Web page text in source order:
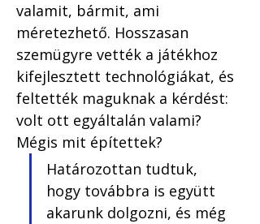
valamit, bármit, ami
méretezhető. Hosszasan
szemügyre vették a játékhoz
kifejlesztett technológiákat, és
feltették maguknak a kérdést:
volt ott egyáltalán valami?
Mégis mit építettek?
Határozottan tudtuk,
hogy továbbra is együtt
akarunk dolgozni, és még